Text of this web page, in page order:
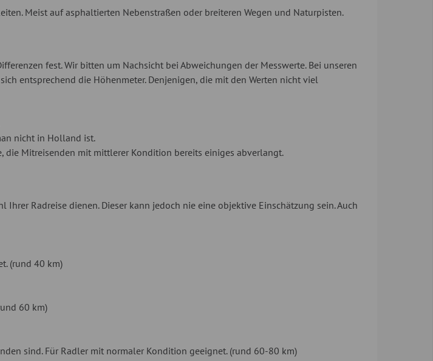
Meist auf asphaltierten Nebenstraßen oder breiteren Wegen und Naturpisten.
fest. Wir bitten um Nachsicht bei Abweichungen der Messwerte. Bei unseren
entsprechend die Höhenmeter. Denjenigen, die mit den Werten nicht viel
nicht in Holland ist.
die Mitreisenden mit mittlerer Kondition bereits einiges abverlangt.
Radreise dienen. Dieser kann jedoch nie eine objektive Einschätzung sein. Auch
(rund 40 km)
60 km)
sind. Für Radler mit normaler Kondition geeignet. (rund 60-80 km)